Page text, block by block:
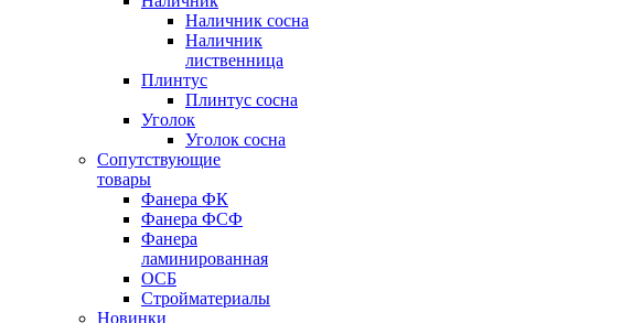
Наличник сосна
Наличник
лиственница
Плинтус
Плинтус сосна
Уголок
Уголок сосна
Сопутствующие
товары
Фанера ФК
Фанера ФСФ
Фанера
ламинированная
ОСБ
Стройматериалы
Новинки